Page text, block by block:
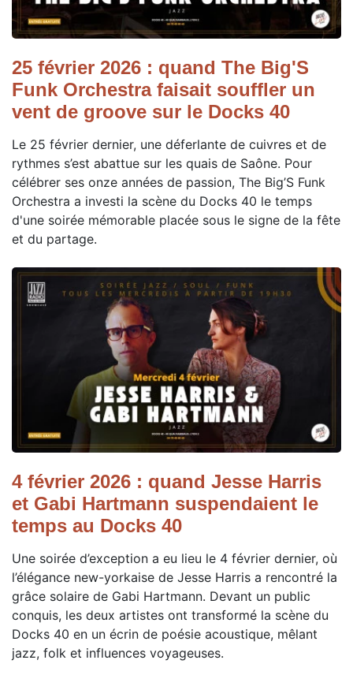
25 février 2026 : quand The Big'S
Funk Orchestra faisait souffler un
vent de groove sur le Docks 40
Le 25 février dernier, une déferlante de cuivres et de
rythmes s’est abattue sur les quais de Saône. Pour
célébrer ses onze années de passion, The Big’S Funk
Orchestra a investi la scène du Docks 40 le temps
d'une soirée mémorable placée sous le signe de la fête
et du partage.
4 février 2026 : quand Jesse Harris
et Gabi Hartmann suspendaient le
temps au Docks 40
Une soirée d’exception a eu lieu le 4 février dernier, où
l’élégance new-yorkaise de Jesse Harris a rencontré la
grâce solaire de Gabi Hartmann. Devant un public
conquis, les deux artistes ont transformé la scène du
Docks 40 en un écrin de poésie acoustique, mêlant
jazz, folk et influences voyageuses.